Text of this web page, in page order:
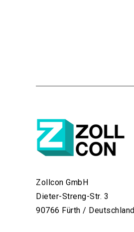
Zollcon GmbH
Dieter-Streng-Str. 3
90766 Fürth / Deutschland